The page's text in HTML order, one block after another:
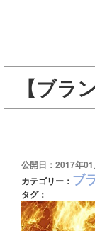
【ブラ
公開日：2017年
カテゴリー： ブ
タグ：